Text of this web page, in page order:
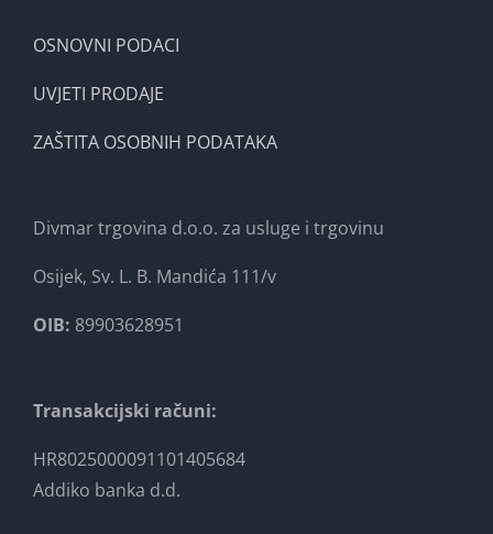
OSNOVNI PODACI
UVJETI PRODAJE
ZAŠTITA OSOBNIH PODATAKA
Divmar trgovina d.o.o. za usluge i trgovinu
Osijek, Sv. L. B. Mandića 111/v
OIB: 89903628951
Transakcijski računi:
HR8025000091101405684
Addiko banka d.d.